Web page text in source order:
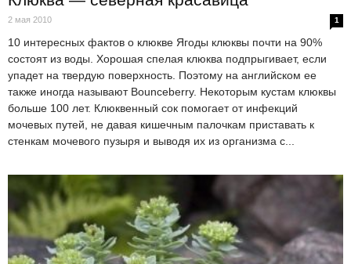
2 мая 2010 1
10 интересных фактов о клюкве Ягоды клюквы почти на 90%
состоят из воды. Хорошая спелая клюква подпрыгивает, если
упадет на твердую поверхность. Поэтому на английском ее
также иногда называют Bounceberry. Некоторым кустам клюквы
больше 100 лет. Клюквенный сок помогает от инфекций
мочевых путей, не давая кишечным палочкам приставать к
стенкам мочевого пузыря и выводя их из организма с...